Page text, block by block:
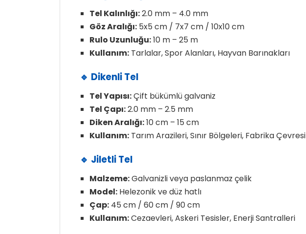
Tel Kalınlığı:2.0 mm – 4.0 mm
Göz Aralığı: 5x5 cm / 7x7 cm / 10x10 cm
Rulo Uzunluğu:10 m – 25 m
Kullanım: Tarlalar, Spor Alanları, Hayvan Barınakları
🔹 Dikenli Tel
Tel Yapısı:Çift bükümlü galvaniz
Tel Çapı:2.0 mm – 2.5 mm
Diken Aralığı:10 cm – 15 cm
Kullanım: Tarım Arazileri, Sınır Bölgeleri, Fabrika Çevresi
🔹 Jiletli Tel
Malzeme:Galvanizli veya paslanmaz çelik
Model: Helezonik ve düz hatlı
Çap: 45 cm / 60 cm / 90 cm
Kullanım:Cezaevleri, Askeri Tesisler, Enerji Santralleri